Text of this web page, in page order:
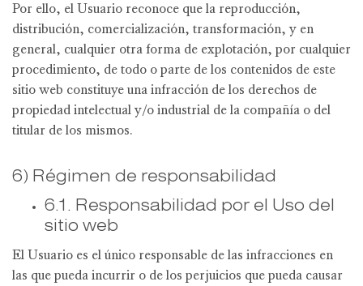
Por ello, el Usuario reconoce que la reproducción,
distribución, comercialización, transformación, y en
general, cualquier otra forma de explotación, por cualquier
procedimiento, de todo o parte de los contenidos de este
sitio web constituye una infracción de los derechos de
propiedad intelectual y/o industrial de la compañía o del
titular de los mismos.
6) Régimen de responsabilidad
6.1. Responsabilidad por el Uso del
sitio web
El Usuario es el único responsable de las infracciones en
las que pueda incurrir o de los perjuicios que pueda causar